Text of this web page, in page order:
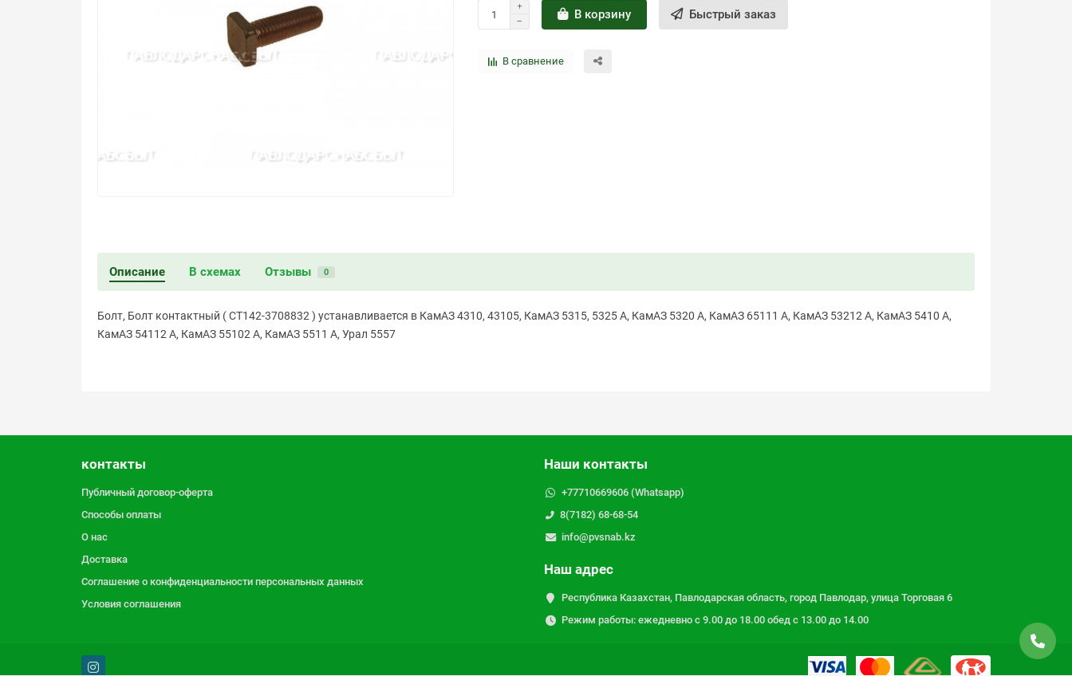
В корзину Быстрый заказ
В сравнение
Описание В схемах Отзывы 0
Болт, Болт контактный ( СТ142-3708832 ) устанавливается в КамАЗ 4310, 43105, КамАЗ 5315, 5325 А, КамАЗ 5320 А, КамАЗ 65111 А, КамАЗ 53212 А, КамАЗ 5410 А,
КамАЗ 54112 А, КамАЗ 55102 А, КамАЗ 5511 А, Урал 5557
контакты
Публичный договор-оферта
Способы оплаты
О нас
Доставка
Соглашение о конфиденциальности персональных данных
Условия соглашения
Наши контакты
+77710669606 (Whatsapp)
8(7182) 68-68-54
info@pvsnab.kz
Наш адрес
Республика Казахстан, Павлодарская область, город Павлодар, улица Торговая 6
Режим работы: ежедневно с 9.00 до 18.00 обед с 13.00 до 14.00